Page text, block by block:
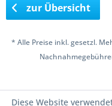
zur Übersicht
* Alle Preise inkl. gesetzl.
Diese Website